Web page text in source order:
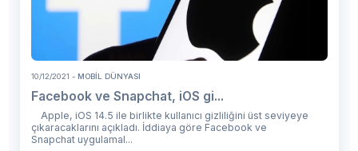
10/12/2021 - MOBIL DÜNYASI
Facebook ve Snapchat, iOS gi...
Apple, iOS 14.5 ile birlikte kullanıcı gizliliğini üst seviyeye
çıkaracaklarını açıkladı. İddiaya göre Facebook ve
Snapchat uygulamal...